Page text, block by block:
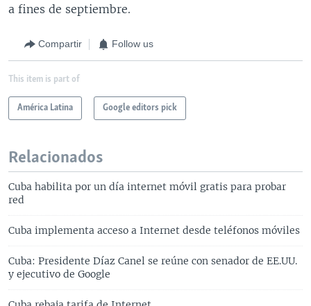
a fines de septiembre.
Compartir Follow us
This item is part of
América Latina Google editors pick
Relacionados
Cuba habilita por un día internet móvil gratis para probar
red
Cuba implementa acceso a Internet desde teléfonos móviles
Cuba: Presidente Díaz Canel se reúne con senador de EE.UU.
y ejecutivo de Google